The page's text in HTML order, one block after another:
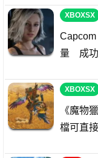
XBOXSX
量 成功
XBOXSX
《魔物
檔可直